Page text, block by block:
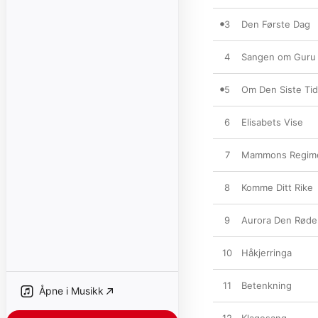
Åpne i Musikk
3 Den Første Dag
4 Sangen om Guru
5 Om Den Siste Tid
6 Elisabets Vise
7 Mammons
8 Komme Ditt Rike
9 Aurora Den Røde
10 Håkjerringa
11 Betenkning